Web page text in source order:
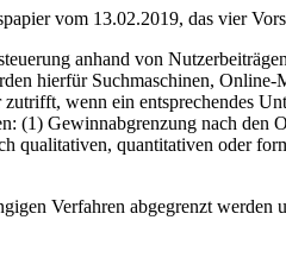
vom 13.02.2019, das vier
anhand von
hierfür Suchmaschinen,
wenn ein entsprechendes
(1) Gewinnabgrenzung nach
qualitativen, quantitativen oder
Verfahren abgegrenzt